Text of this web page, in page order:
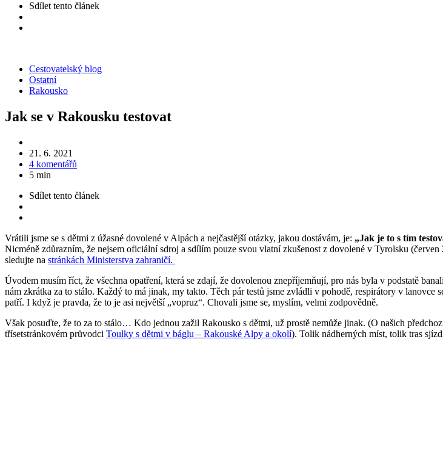
Sdílet tento článek
KategorieCestovatelský blog
Ostatní
Rakousko
Jak se v Rakousku testovat
21. 6. 2021
4 komentářů
5 min
Sdílet tento článek
Vrátili jsme se s dětmi z úžasné dovolené v Alpách a nejčastější otázky, jakou dostávám, je: „Jak je to s tím
Nicméně zdůrazním, že nejsem oficiální sdroj a sdílím pouze svou vlatní zkušenost z dovolené v Tyrolsku
sledujte na stránkách Ministerstva zahraničí.
Úvodem musím říct, že všechna opatření, která se zdají, že dovolenou znepříjemňují, pro nás byla v podstatě
nám zkrátka za to stálo. Každý to má jinak, my takto. Těch pár testů jsme zvládli v pohodě, respirátory v
patří. I když je pravda, že to je asi největší „vopruz“. Chovali jsme se, myslím, velmi zodpovědně.
Však posuďte, že to za to stálo… Kdo jednou zažil Rakousko s dětmi, už prostě nemůže jinak. (O našich
třísetstránkovém průvodci Toulky s dětmi v báglu – Rakouské Alpy a okolí). Tolik nádherných míst, tolik tras